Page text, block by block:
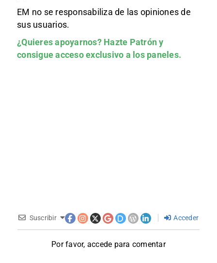
EM no se responsabiliza de las opiniones de
sus usuarios.
¿Quieres apoyarnos? Hazte Patróny
consigue acceso exclusivo a los paneles.
Suscribir Acceder
Por favor, accede para comentar